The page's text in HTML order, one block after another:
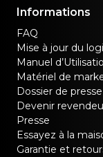
Informations
FAQ
Mise à jour du
Manuel
Matériel de
Dossier de presse
Devenir
Presse
Essayez à la
Garantie et